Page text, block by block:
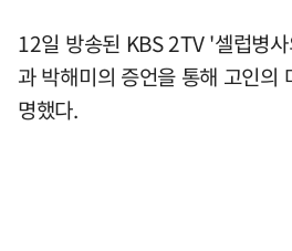
12일 방송된 KBS 2TV '셀럽병
과 박해미의 증언을 통해 고인의
명했다.